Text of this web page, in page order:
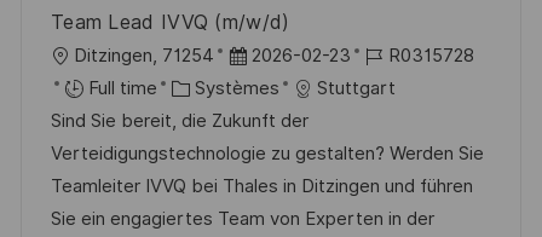
c
h
g
e
u
p
o
s
t
e
Team Lead IVVQ (m/w/d)
o
c
a
l
i
Ditzingen, 71254
D
a
t
e
d
’
2026-02-23
R
é
é
r
e
R0315728
Full time
C
a
t
é
g
Systèmes
Stuttgart
Sind Sie bereit, die Zukunft der
Verteidigungstechnologie zu gestalten? Werden Sie
Teamleiter IVVQ bei Thales in Ditzingen und führen
Sie ein engagiertes Team von Experten in der